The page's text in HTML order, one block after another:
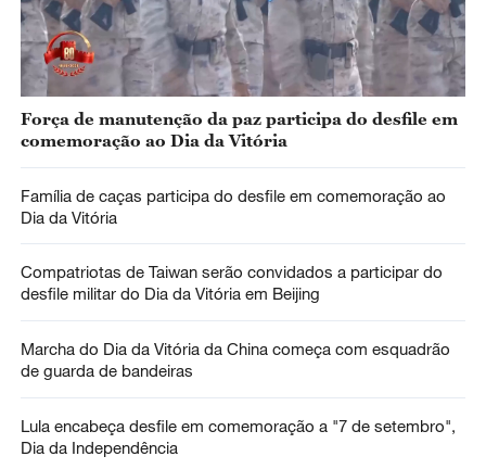
Força de manutenção da paz participa do desfile em
comemoração ao Dia da Vitória
Família de caças participa do desfile em comemoração ao
Dia da Vitória
Compatriotas de Taiwan serão convidados a participar do
desfile militar do Dia da Vitória em Beijing
Marcha do Dia da Vitória da China começa com esquadrão
de guarda de bandeiras
Lula encabeça desfile em comemoração a "7 de setembro",
Dia da Independência